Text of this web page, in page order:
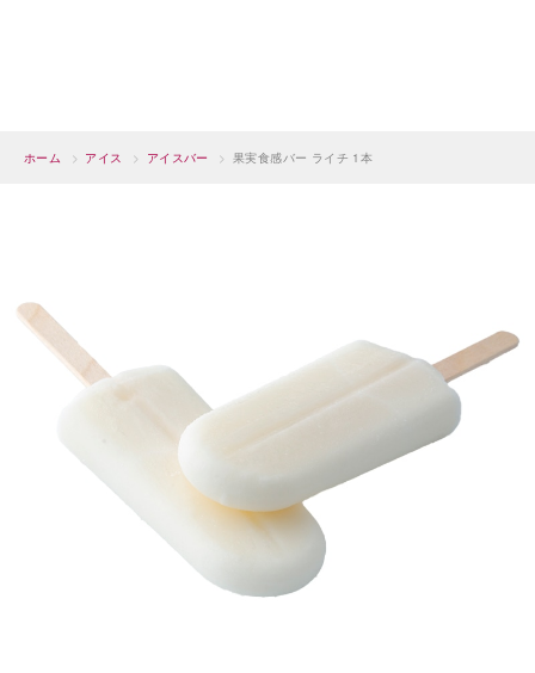
ホーム > アイス > アイスバー > 果実食感バー ライチ 1本